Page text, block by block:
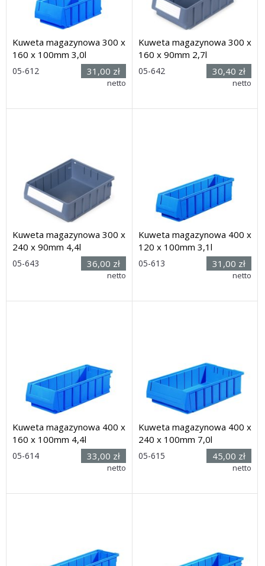
Kuweta magazynowa 300 x
160 x 100mm 3,0l
05-612 31,00 zł
netto
Dostawa: 14 dni
Kuweta magazynowa 300 x
160 x 90mm 2,7l
05-642 30,40 zł
netto
Dostawa: 21 dni
Kuweta magazynowa 300 x
240 x 90mm 4,4l
05-643 36,00 zł
netto
Dostawa: 21 dni
Kuweta magazynowa 400 x
120 x 100mm 3,1l
05-613 31,00 zł
netto
Dostawa: 14 dni
Kuweta magazynowa 400 x
160 x 100mm 4,4l
05-614 33,00 zł
netto
Dostawa: 14 dni
Kuweta magazynowa 400 x
240 x 100mm 7,0l
05-615 45,00 zł
netto
Dostawa: 14 dni